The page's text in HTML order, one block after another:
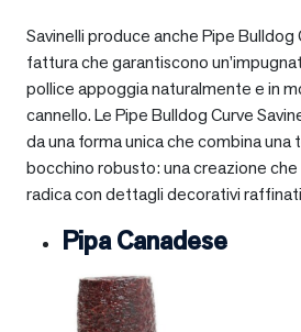
Savinelli produce anche Pipe Bulldog
fattura che garantiscono
pollice appoggia naturalmente e in
cannello. Le Pipe Bulldog Curve
da una forma unica che combina una
bocchino robusto: una creazione
radica con dettagli decorativi
Pipa Canadese